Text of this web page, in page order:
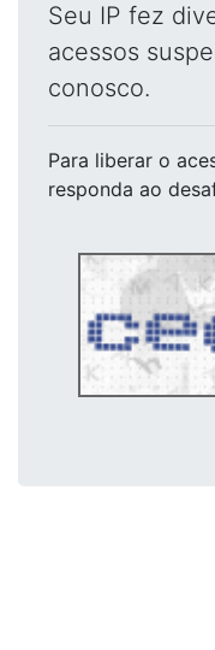
Seu IP fez
acessos
conosco.
Para liberar o
responda ao